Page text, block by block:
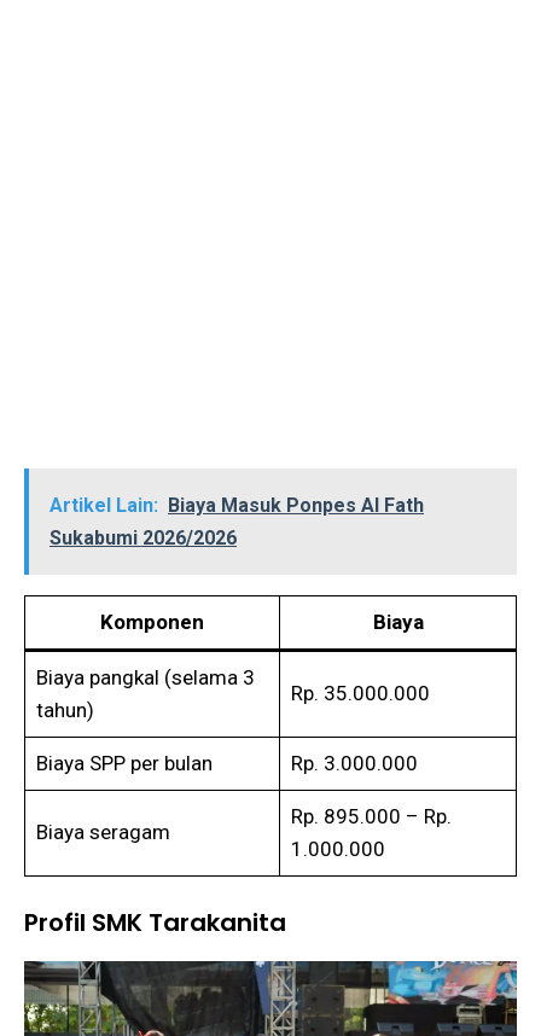
Artikel Lain: Biaya Masuk Ponpes Al Fath
Sukabumi 2026/2026
Komponen Biaya
Biaya pangkal (selama 3
tahun)
Rp. 35.000.000
Biaya SPP per bulan Rp. 3.000.000
Biaya seragam
Rp. 895.000 – Rp.
1.000.000
Profil SMK Tarakanita